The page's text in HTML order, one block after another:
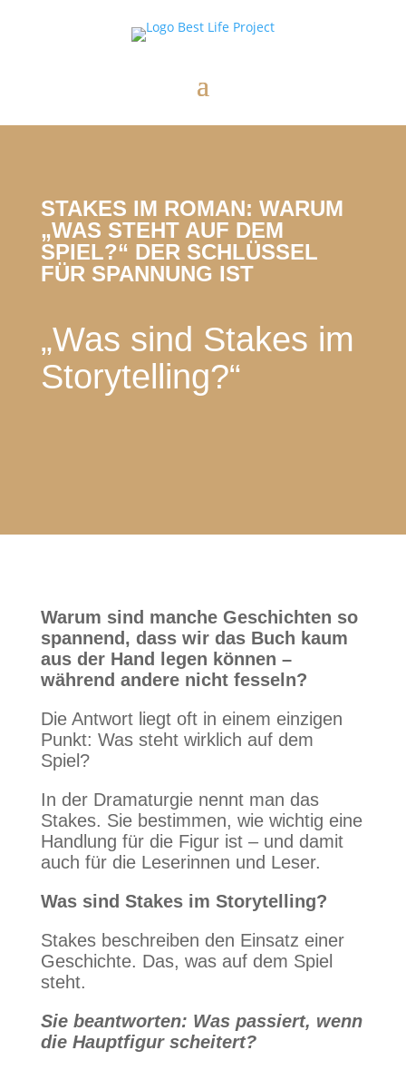
STAKES IM ROMAN: WARUM
„WAS STEHT AUF DEM
SPIEL?“ DER SCHLÜSSEL
FÜR SPANNUNG IST
„Was sind Stakes im
Storytelling?“
Warum sind manche Geschichten so
spannend, dass wir das Buch kaum
aus der Hand legen können –
während andere nicht fesseln?
Die Antwort liegt oft in einem einzigen
Punkt: Was steht wirklich auf dem
Spiel?
In der Dramaturgie nennt man das
Stakes. Sie bestimmen, wie wichtig eine
Handlung für die Figur ist – und damit
auch für die Leserinnen und Leser.
Was sind Stakes im Storytelling?
Stakes beschreiben den Einsatz einer
Geschichte. Das, was auf dem Spiel
steht.
Sie beantworten: Was passiert, wenn
die Hauptfigur scheitert?